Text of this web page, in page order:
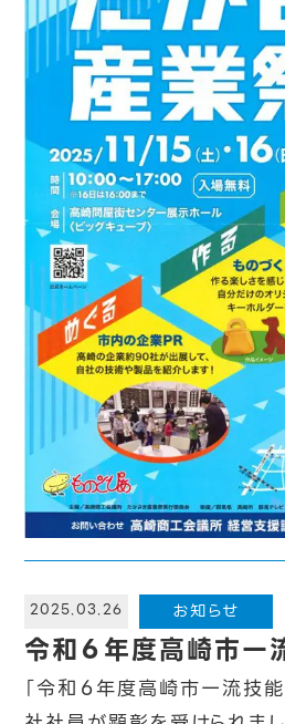
2025.03.26 お知らせ
令和６年度高崎市一
「令和６年度高崎市一流技